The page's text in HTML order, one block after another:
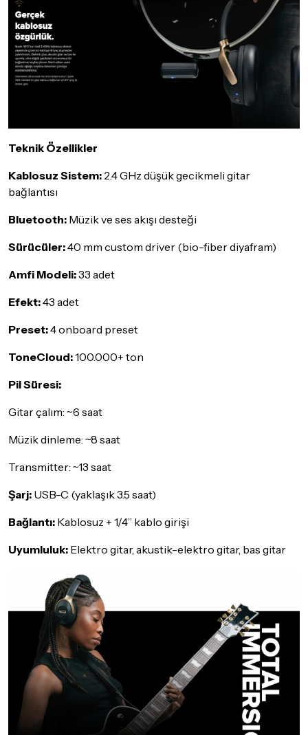
Teknik Özellikler
Kablosuz Sistem: 2.4 GHz düşük gecikmeli gitar
bağlantısı
Bluetooth: Müzik ve ses akışı desteği
Sürücüler:40 mm custom driver (bio-fiber diyafram)
Amfi Modeli:33 adet
Efekt:43 adet
Preset:4 onboard preset
ToneCloud:100.000+ ton
Pil Süresi:
Gitar çalım: ~6 saat
Müzik dinleme: ~8 saat
Transmitter: ~13 saat
Şarj: USB-C (yaklaşık 3.5 saat)
Bağlantı: Kablosuz + 1/4” kablo girişi
Uyumluluk: Elektro gitar, akustik-elektro gitar, bas gitar